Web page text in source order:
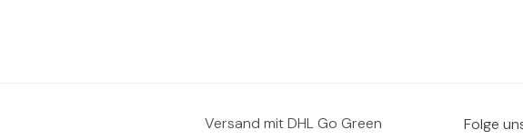
Versand mit DHL Go Green Folge